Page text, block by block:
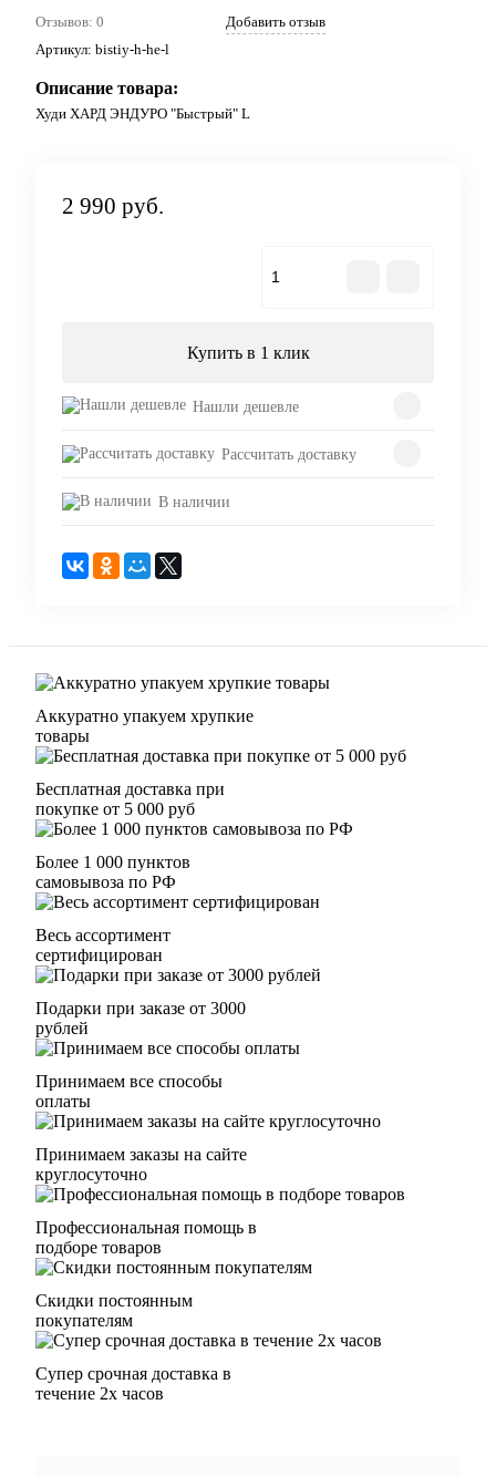
Отзывов: 0
Добавить отзыв
Артикул: bistiy-h-he-l
Описание товара:
Худи ХАРД ЭНДУРО "Быстрый" L
2 990 руб.
Купить в 1 клик
Нашли дешевле
Рассчитать доставку
В наличии
Аккуратно упакуем хрупкие
товары
Бесплатная доставка при
покупке от 5 000 руб
Более 1 000 пунктов
самовывоза по РФ
Весь ассортимент
сертифицирован
Подарки при заказе от 3000
рублей
Принимаем все способы
оплаты
Принимаем заказы на сайте
круглосуточно
Профессиональная помощь в
подборе товаров
Скидки постоянным
покупателям
Супер срочная доставка в
течение 2х часов